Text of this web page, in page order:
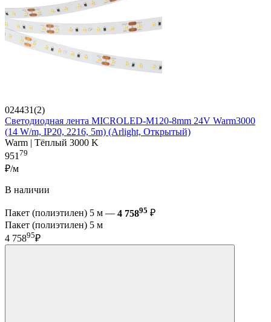
024431(2)
Светодиодная лента MICROLED-M120-8mm 24V Warm3000
(14 W/m, IP20, 2216, 5m) (Arlight, Открытый)
Warm | Тёплый 3000 K
951 79
₽/м
В наличии
Пакет (полиэтилен) 5 м — 4 75895 ₽
Пакет (полиэтилен) 5 м
4 75895₽